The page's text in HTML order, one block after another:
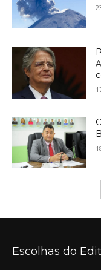
Escolhas do